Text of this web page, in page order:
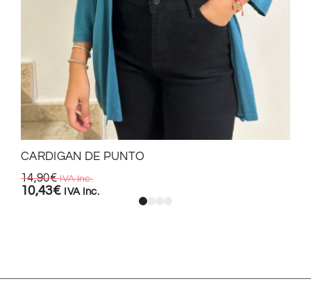
CARDIGAN DE PUNTO
14,90€ IVA Inc.
10,43€ IVA Inc.